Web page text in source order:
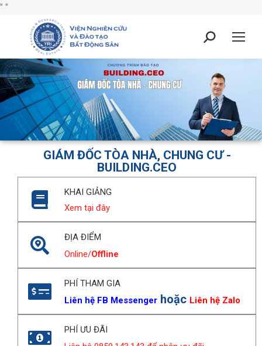
" "
GIÁM ĐỐC TÒA NHÀ, CHUNG CƯ -
BUILDING.CEO
KHAI GIẢNG
Xem tại đây
ĐỊA ĐIỂM
Online/Offline
PHÍ THAM GIA
Liên hệ FB Messenger hoặc Liên hệ Zalo
PHÍ ƯU ĐÃI